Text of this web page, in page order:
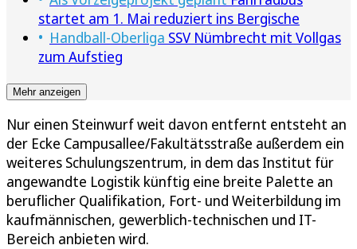
startet am 1. Mai reduziert ins Bergische
Handball-Oberliga SSV Nümbrecht mit Vollgas
zum Aufstieg
Mehr anzeigen
Nur einen Steinwurf weit davon entfernt entsteht an
der Ecke Campusallee/Fakultätsstraße außerdem ein
weiteres Schulungszentrum, in dem das Institut für
angewandte Logistik künftig eine breite Palette an
beruflicher Qualifikation, Fort- und Weiterbildung im
kaufmännischen, gewerblich-technischen und IT-
Bereich anbieten wird.